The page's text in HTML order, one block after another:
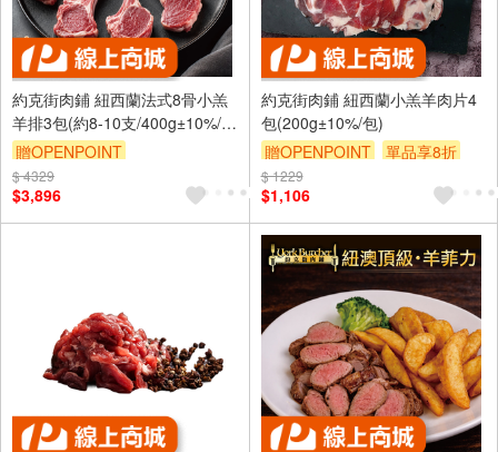
約克街肉鋪 紐西蘭法式8骨小羔
羊排3包(約8-10支/400g±10%/
包)
贈OPENPOINT
訂單滿999享9折
$ 4329
$3,896
約克街肉鋪 紐西蘭小羔羊肉片4
包(200g±10%/包)
贈OPENPOINT
單品享8折
訂單滿999享9折
$ 1229
$1,106